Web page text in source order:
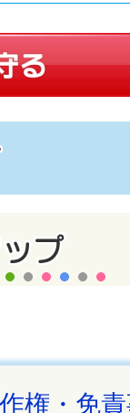
権・免